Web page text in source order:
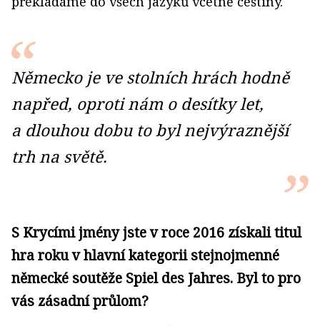
Německo je ve stolních hrách hodně
napřed, oproti nám o desítky let,
a dlouhou dobu to byl nejvýraznější
trh na světě.
S Krycími jmény jste v roce 2016 získali titul
hra roku v hlavní kategorii stejnojmenné
německé soutěže Spiel des Jahres. Byl to pro
vás zásadní průlom?